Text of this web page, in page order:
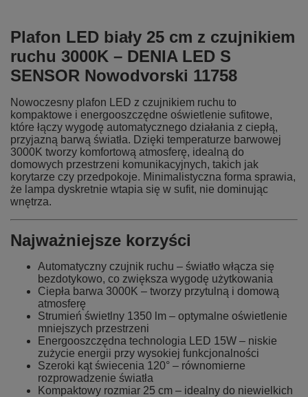
Plafon LED biały 25 cm z czujnikiem
ruchu 3000K – DENIA LED S
SENSOR Nowodvorski 11758
Nowoczesny plafon LED z czujnikiem ruchu to
kompaktowe i energooszczędne oświetlenie sufitowe,
które łączy wygodę automatycznego działania z ciepłą,
przyjazną barwą światła. Dzięki temperaturze barwowej
3000K tworzy komfortową atmosferę, idealną do
domowych przestrzeni komunikacyjnych, takich jak
korytarze czy przedpokoje. Minimalistyczna forma sprawia,
że lampa dyskretnie wtapia się w sufit, nie dominując
wnętrza.
Najważniejsze korzyści
Automatyczny czujnik ruchu – światło włącza się
bezdotykowo, co zwiększa wygodę użytkowania
Ciepła barwa 3000K – tworzy przytulną i domową
atmosferę
Strumień świetlny 1350 lm – optymalne oświetlenie
mniejszych przestrzeni
Energooszczędna technologia LED 15W – niskie
zużycie energii przy wysokiej funkcjonalności
Szeroki kąt świecenia 120° – równomierne
rozprowadzenie światła
Kompaktowy rozmiar 25 cm – idealny do niewielkich